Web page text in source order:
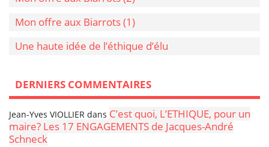
Mon offre aux Biarrots (1)
Une haute idée de l’éthique d’élu
DERNIERS COMMENTAIRES
Jean-Yves VIOLLIER dans C’est quoi, L’ETHIQUE, pour un
maire? Les 17 ENGAGEMENTS de Jacques-André
Schneck